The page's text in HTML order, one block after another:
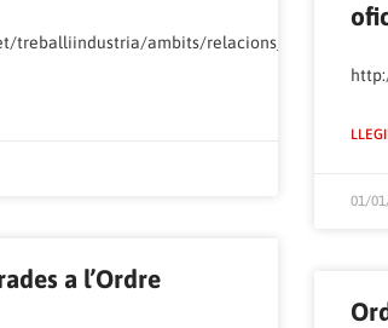
treballiindustria/ambits/relacions_laborals/
01/
a l’Ordre